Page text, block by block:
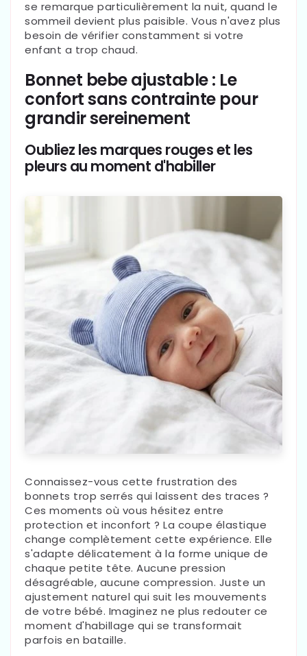
se remarque particulièrement la nuit, quand le
sommeil devient plus paisible. Vous n'avez plus
besoin de vérifier constamment si votre
enfant a trop chaud.
Bonnet bebe ajustable : Le
confort sans contrainte pour
grandir sereinement
Oubliez les marques rouges et les
pleurs au moment d'habiller
Connaissez-vous cette frustration des
bonnets trop serrés qui laissent des traces ?
Ces moments où vous hésitez entre
protection et inconfort ? La coupe élastique
change complètement cette expérience. Elle
s'adapte délicatement à la forme unique de
chaque petite tête. Aucune pression
désagréable, aucune compression. Juste un
ajustement naturel qui suit les mouvements
de votre bébé. Imaginez ne plus redouter ce
moment d'habillage qui se transformait
parfois en bataille.